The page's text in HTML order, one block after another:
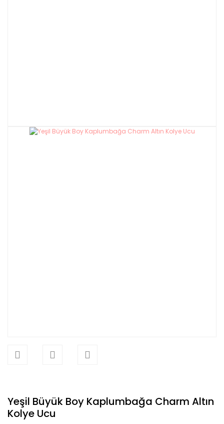
Yeşil Büyük Boy Kaplumbağa Charm Altın
Kolye Ucu